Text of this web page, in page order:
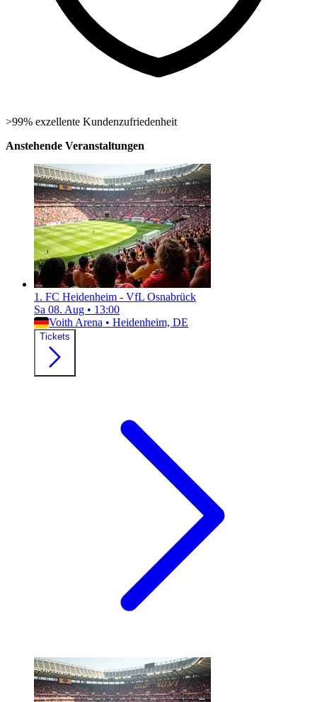
>99% exzellente Kundenzufriedenheit
Anstehende Veranstaltungen
1. FC Heidenheim - VfL Osnabrück
Sa 08. Aug • 13:00
Voith Arena • Heidenheim, DE
Tickets